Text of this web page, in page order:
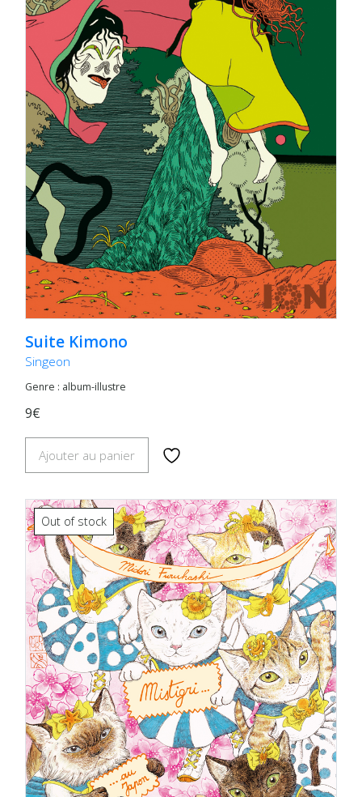
Suite Kimono
Singeon
Genre : album-illustre
9€
Ajouter au panier
Out of stock